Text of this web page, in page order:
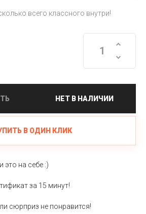
всего классного внутри!
НЕТ В НАЛИЧИИ
В ОДИН КЛИК
это на себе :)
за 15 минут!
сюрприз не понравится!